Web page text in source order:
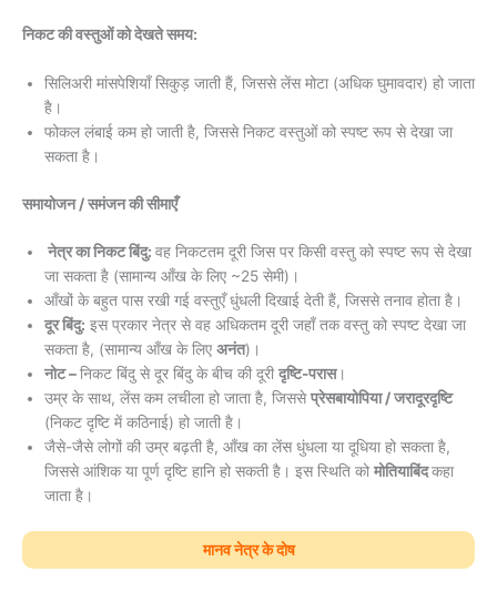
निकट की वस्तुओं को देखते समय:
सिलिअरी मांसपेशियाँ सिकुड़ जाती हैं, जिससे लेंस मोटा (अधिक घुमावदार) हो जाता
है।
फोकल लंबाई कम हो जाती है, जिससे निकट वस्तुओं को स्पष्ट रूप से देखा जा
सकता है।
समायोजन / समंजन की सीमाएँ
नेत्र का निकट बिंदु: वह निकटतम दूरी जिस पर किसी वस्तु को स्पष्ट रूप से देखा
जा सकता है (सामान्य आँख के लिए ~25 सेमी)।
आँखों के बहुत पास रखी गई वस्तुएँ धुंधली दिखाई देती हैं, जिससे तनाव होता है।
दूर बिंदु: इस प्रकार नेत्र से वह अधिकतम दूरी जहाँ तक वस्तु को स्पष्ट देखा जा
सकता है, (सामान्य आँख के लिए अनंत)।
नोट –निकट बिंदु से दूर बिंदु के बीच की दूरी दृष्टि-परास।
उम्र के साथ, लेंस कम लचीला हो जाता है, जिससेप्रेसबायोपिया / जरादूरदृष्टि
(निकट दृष्टि में कठिनाई) हो जाती है।
जैसे-जैसे लोगों की उम्र बढ़ती है, आँख का लेंस धुंधला या दूधिया हो सकता है,
जिससे आंशिक या पूर्ण दृष्टि हानि हो सकती है। इस स्थिति को मोतियाबिंदकहा
जाता है।
मानव नेत्र के दोष